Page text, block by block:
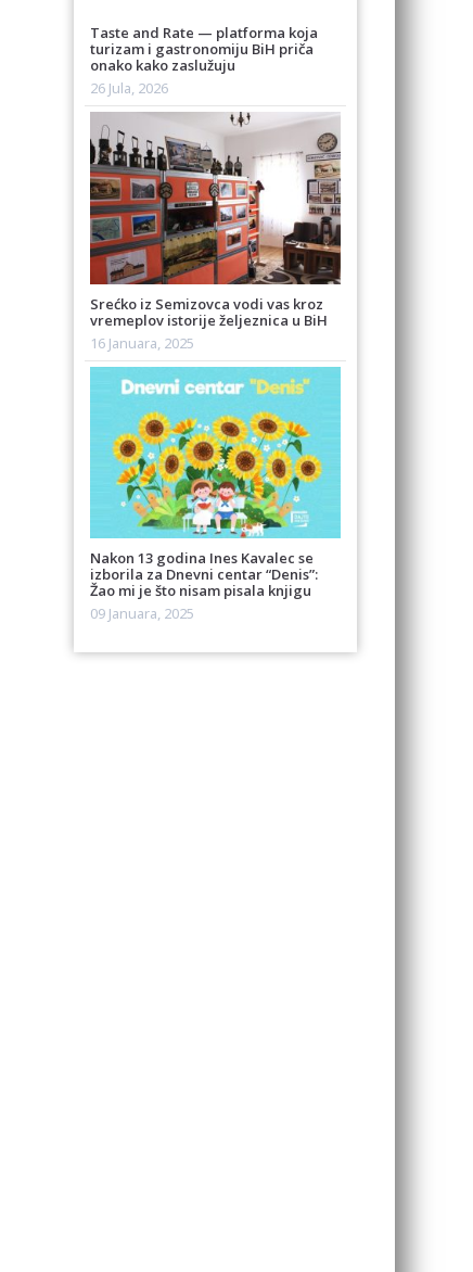
Taste and Rate — platforma koja
turizam i gastronomiju BiH priča
onako kako zaslužuju
26 Jula, 2026
Srećko iz Semizovca vodi vas kroz
vremeplov istorije željeznica u BiH
16 Januara, 2025
Nakon 13 godina Ines Kavalec se
izborila za Dnevni centar “Denis”:
Žao mi je što nisam pisala knjigu
09 Januara, 2025